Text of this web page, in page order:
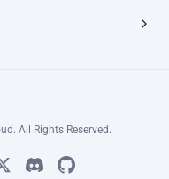
All Rights Reserved.